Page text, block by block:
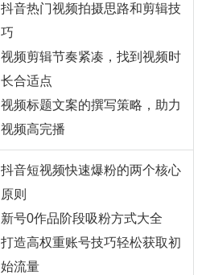
抖音热门视频拍摄思路和剪辑技
巧
视频剪辑节奏紧凑，找到视频时
长合适点
视频标题文案的撰写策略，助力
视频高完播
抖音短视频快速爆粉的两个核心
原则
新号0作品阶段吸粉方式大全
打造高权重账号技巧轻松获取初
始流量